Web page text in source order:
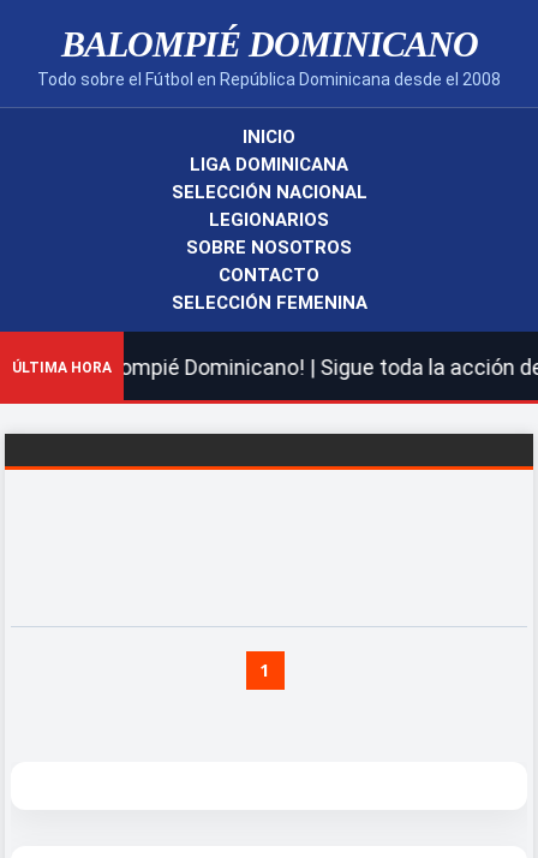
BALOMPIÉ DOMINICANO
Todo sobre el Fútbol en República Dominicana desde el 2008
INICIO
LIGA DOMINICANA
SELECCIÓN NACIONAL
LEGIONARIOS
SOBRE NOSOTROS
CONTACTO
SELECCIÓN FEMENINA
ÚLTIMA HORABalompié Dominicano! | Sigue toda la acción de
1